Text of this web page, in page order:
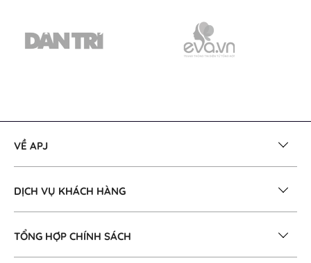
VỀ APJ
DỊCH VỤ KHÁCH HÀNG
TỔNG HỢP CHÍNH SÁCH